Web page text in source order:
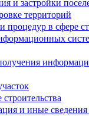
и застройки
территорий
в сфере
и иные сведения